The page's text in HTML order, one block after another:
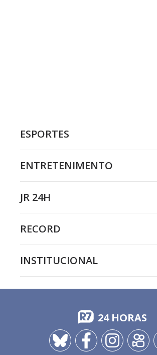
ESPORTES
ENTRETENIMENTO
JR 24H
RECORD
INSTITUCIONAL
24 HORAS